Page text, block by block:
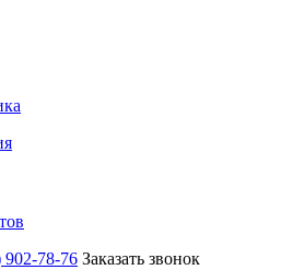
902-78-76 Заказать звонок